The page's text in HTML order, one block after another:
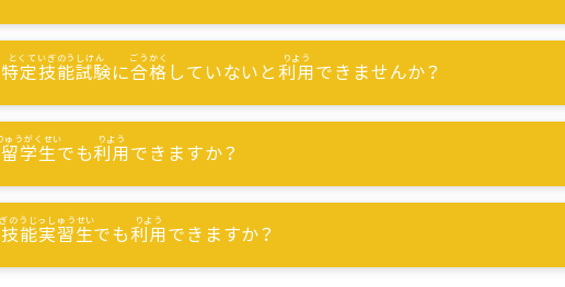
特定技能試験に合格 していないと利用できませんか？
留学生でも利用できますか？
技能実習生でも利用できますか？